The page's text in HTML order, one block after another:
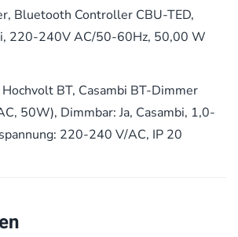
Bluetooth Controller CBU-TED,
220-240V AC/50-60Hz, 50,00 W
BT, Casambi BT-Dimmer
50W), Dimmbar: Ja, Casambi, 1,0-
220-240 V/AC, IP 20